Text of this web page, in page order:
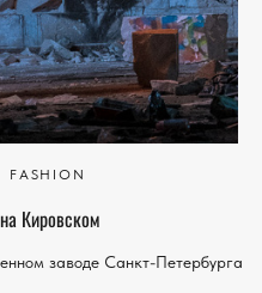
FASHION
Кировском
заводе Санкт-Петербурга